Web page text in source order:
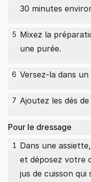
30 minutes
5 Mixez la
une purée.
6 Versez-la dans un
7 Ajoutez les dés de
Pour le dressage
1 Dans une
et déposez votre
jus de cuisson qui